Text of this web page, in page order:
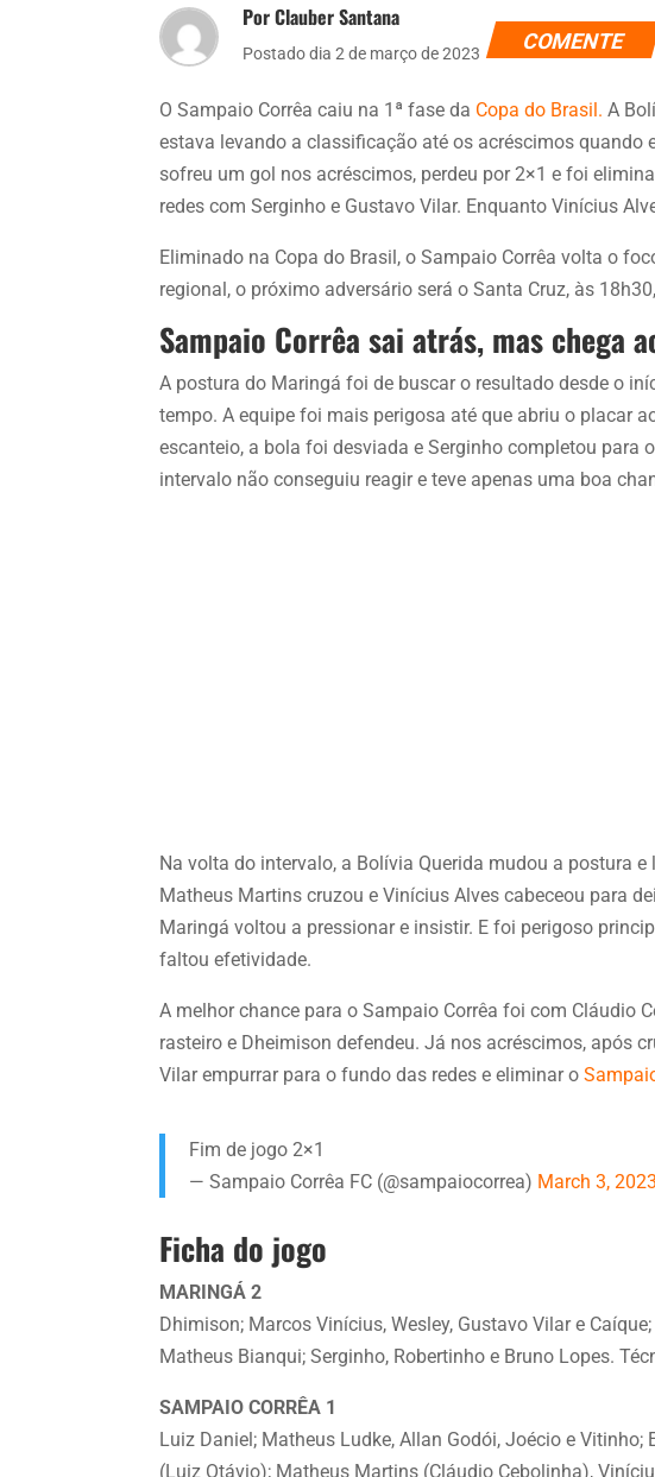
Por Clauber Santana
Postado dia 2 de março de 2023 COMENTE
O Sampaio Corrêa caiu na 1ª fase da Copa do Brasil. A
estava levando a classificação até os acréscimos quando
sofreu um gol nos acréscimos, perdeu por 2×1 e foi
redes com Serginho e Gustavo Vilar. Enquanto Vinícius
Eliminado na Copa do Brasil, o Sampaio Corrêa volta o
regional, o próximo adversário será o Santa Cruz, às
Sampaio Corrêa sai atrás, mas chega
A postura do Maringá foi de buscar o resultado desde o
tempo. A equipe foi mais perigosa até que abriu o placar
escanteio, a bola foi desviada e Serginho completou para
intervalo não conseguiu reagir e teve apenas uma boa
Na volta do intervalo, a Bolívia Querida mudou a postura
Matheus Martins cruzou e Vinícius Alves cabeceou para
Maringá voltou a pressionar e insistir. E foi perigoso
faltou efetividade.
A melhor chance para o Sampaio Corrêa foi com Cláudio
rasteiro e Dheimison defendeu. Já nos acréscimos, após
Vilar empurrar para o fundo das redes e eliminar o
Fim de jogo 2×1
— Sampaio Corrêa FC (@sampaiocorrea) March 3, 2023
Ficha do jogo
MARINGÁ 2
Dhimison; Marcos Vinícius, Wesley, Gustavo Vilar e
Matheus Bianqui; Serginho, Robertinho e Bruno Lopes.
SAMPAIO CORRÊA 1
Luiz Daniel; Matheus Ludke, Allan Godói, Joécio e Vitinho;
(Luiz Otávio); Matheus Martins (Cláudio Cebolinha),